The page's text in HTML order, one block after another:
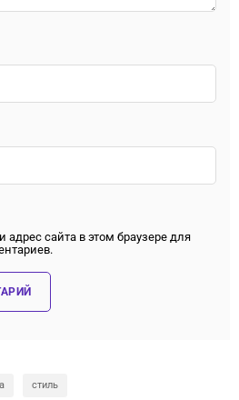
адрес сайта в этом браузере для
стиль